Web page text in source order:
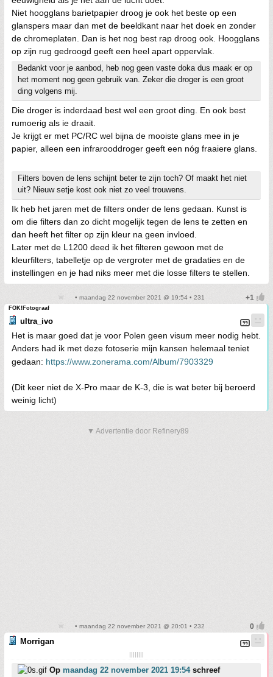
Niet hoogglans barietpapier droog je ook het beste op een
glanspers maar dan met de beeldkant naar het doek en zonder
de chromeplaten. Dan is het nog best rap droog ook. Hoogglans
op zijn rug gedroogd geeft een heel apart oppervlak.
Bedankt voor je aanbod, heb nog geen vaste doka dus maak er op
het moment nog geen gebruik van. Zeker die droger is een groot
ding volgens mij.
Die droger is inderdaad best wel een groot ding. En ook best
rumoerig als ie draait.
Je krijgt er met PC/RC wel bijna de mooiste glans mee in je
papier, alleen een infrarooddroger geeft een nóg fraaiere glans.
Filters boven de lens schijnt beter te zijn toch? Of maakt het niet
uit? Nieuw setje kost ook niet zo veel trouwens.
Ik heb het jaren met de filters onder de lens gedaan. Kunst is
om die filters dan zo dicht mogelijk tegen de lens te zetten en
dan heeft het filter op zijn kleur na geen invloed.
Later met de L1200 deed ik het filteren gewoon met de
kleurfilters, tabelletje op de vergroter met de gradaties en de
instellingen en je had niks meer met die losse filters te stellen.
• maandag 22 november 2021 @ 19:54 • 231
FOK!Fotograaf
ultra_ivo
Het is maar goed dat je voor Polen geen visum meer nodig hebt.
Anders had ik met deze fotoserie mijn kansen helemaal teniet
gedaan: https://www.zonerama.com/Album/7903329
(Dit keer niet de X-Pro maar de K-3, die is wat beter bij beroerd
weinig licht)
▼ Advertentie door Refinery89
• maandag 22 november 2021 @ 20:01 • 232
Morrigan
||||||||
Op maandag 22 november 2021 19:54schreef